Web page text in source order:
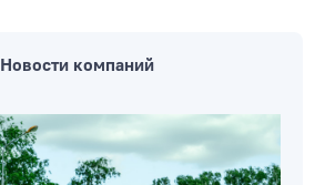
Новости компаний